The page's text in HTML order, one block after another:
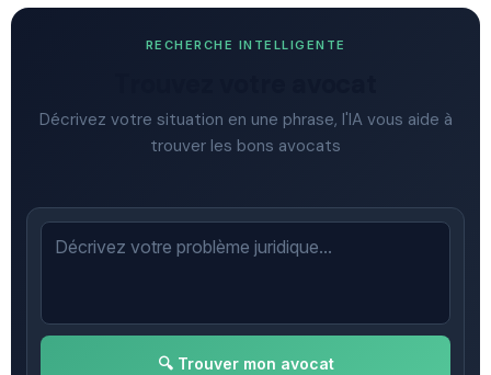
RECHERCHE INTELLIGENTE
Décrivez votre situation en une phrase, l'IA vous aide à
trouver les bons avocats
🔍 Trouver mon avocat